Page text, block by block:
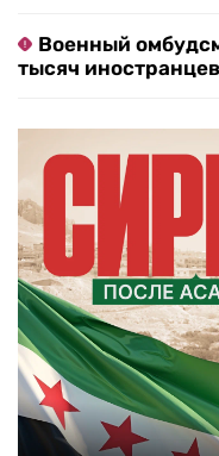
Военный
тысяч иностранцев